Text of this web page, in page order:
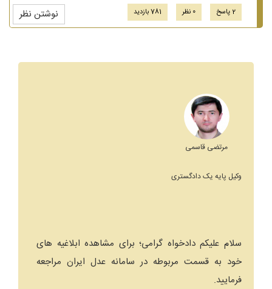
2 پاسخ 0 نظر 781 بازدید نوشتن نظر
مرتضی قاسمی
وکیل پایه یک دادگستری
سلام علیکم دادخواه گرامی؛ برای مشاهده ابلاغیه های
خود به قسمت مربوطه در سامانه عدل ایران مراجعه
فرمایید.